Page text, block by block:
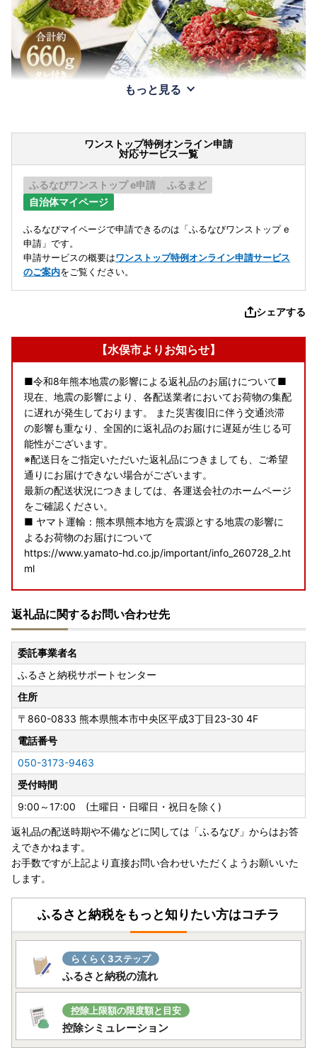
もっと見る
ワンストップ特例オンライン申請
対応サービス一覧
ふるなびワンストップ e申請
ふるまど
自治体マイページ
ふるなびマイページで申請できるのは「ふるなびワンストップ e
申請」です。
申請サービスの概要はワンストップ特例オンライン申請サービス
のご案内をご覧ください。
シェアする
【水俣市よりお知らせ】
■令和8年熊本地震の影響による返礼品のお届けについて■
現在、地震の影響により、各配送業者においてお荷物の集配
に遅れが発生しております。 また災害復旧に伴う交通渋滞
の影響も重なり、全国的に返礼品のお届けに遅延が生じる可
能性がございます。
※配送日をご指定いただいた返礼品につきましても、ご希望
通りにお届けできない場合がございます。
最新の配送状況につきましては、各運送会社のホームページ
をご確認ください。
■ ヤマト運輸：熊本県熊本地方を震源とする地震の影響に
よるお荷物のお届けについて
https://www.yamato-hd.co.jp/important/info_260728_2.ht
ml
https://www2.sagawa-exp.co.jp/information/detail/406/
■ 日本郵便（ゆうパック）：熊本県熊本地方を震源とする
地震の影響について
https://www.post.japanpost.jp/newsrelease/pressrelease/
9879629480.html
寄附者の皆様にはご不便、ご迷惑をおかけし誠に申し訳ござ
いませんが、何卒ご理解賜りますようお願い申し上げます。
返礼品に関するお問い合わせ先
委託事業者名
ふるさと納税サポートセンター
住所
〒860-0833 熊本県熊本市中央区平成3丁目23-30 4F
電話番号
050-3173-9463
受付時間
9:00～17:00 (土曜日・日曜日・祝日を除く)
返礼品の配送時期や不備などに関しては「ふるなび」からはお答
えできかねます。
お手数ですが上記より直接お問い合わせいただくようお願いいた
します。
ふるさと納税をもっと知りたい方はコチラ
らくらく3ステップ
ふるさと納税の流れ
控除上限額の限度額と目安
控除シミュレーション